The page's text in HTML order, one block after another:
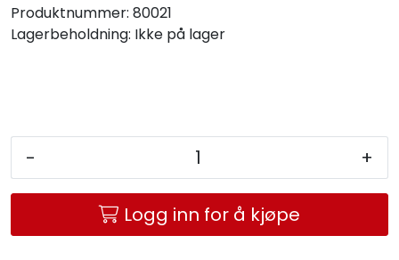
Produktnummer: 80021
Lagerbeholdning: Ikke på lager
- +
Logg inn for å kjøpe
Bærekraft
Kontakt oss